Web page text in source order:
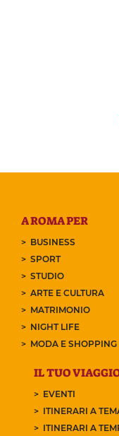
A ROMA PER
BUSINESS
SPORT
STUDIO
ARTE E CULTURA
MATRIMONIO
NIGHT LIFE
MODA E SHOPPING
IL TUO
EVENTI
ITINERARI A
ITINERARI A